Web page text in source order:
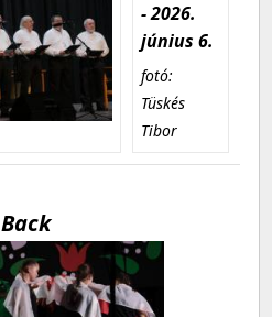
- 2026.
június 6.
fotó:
Tüskés
Tibor
Back